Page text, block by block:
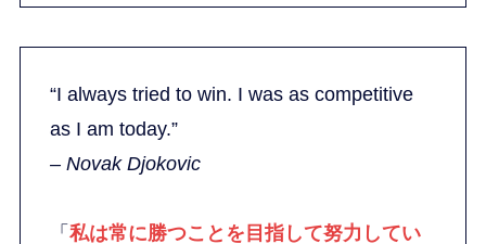
“I always tried to win. I was as competitive
as I am today.”
– Novak Djokovic
「 私は常に勝つことを目指して努力してい